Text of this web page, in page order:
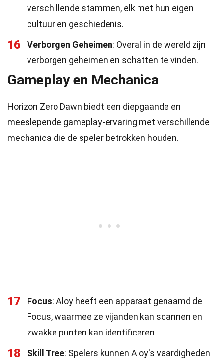
verschillende stammen, elk met hun eigen
cultuur en geschiedenis.
16 Verborgen Geheimen: Overal in de wereld zijn
verborgen geheimen en schatten te vinden.
Gameplay en Mechanica
Horizon Zero Dawn biedt een diepgaande en
meeslepende gameplay-ervaring met verschillende
mechanica die de speler betrokken houden.
17 Focus: Aloy heeft een apparaat genaamd de
Focus, waarmee ze vijanden kan scannen en
zwakke punten kan identificeren.
18 Skill Tree: Spelers kunnen Aloy's vaardigheden